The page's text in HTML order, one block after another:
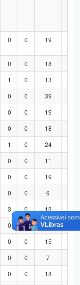
0 0 19
0 0 18
1 0 13
0 0 39
0 0 19
0 0 18
1 0 24
0 0 11
0 0 19
0 0 9
3 0 13
0 0 12
0 0 15
0 0 7
0 0 18